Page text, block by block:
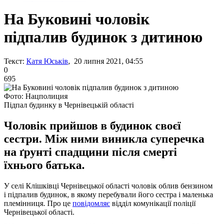
На Буковині чоловік
підпалив будинок з дитиною
Текст: Катя Юськів, 20 липня 2021, 04:55
0
695
Фото: Нацполиция
Підпал будинку в Чернівецькій області
Чоловік прийшов в будинок своєї
сестри. Між ними виникла суперечка
на ґрунті спадщини після смерті
їхнього батька.
У селі Клішківці Чернівецької області чоловік облив бензином
і підпалив будинок, в якому перебували його сестра і маленька
племінниця. Про це повідомляє відділ комунікації поліції
Чернівецької області.